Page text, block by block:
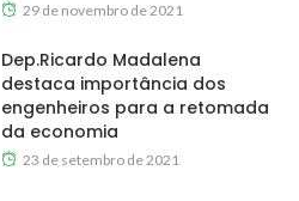
29 de novembro de 2021
Dep.Ricardo Madalena
destaca importância dos
engenheiros para a retomada
da economia
23 de setembro de 2021